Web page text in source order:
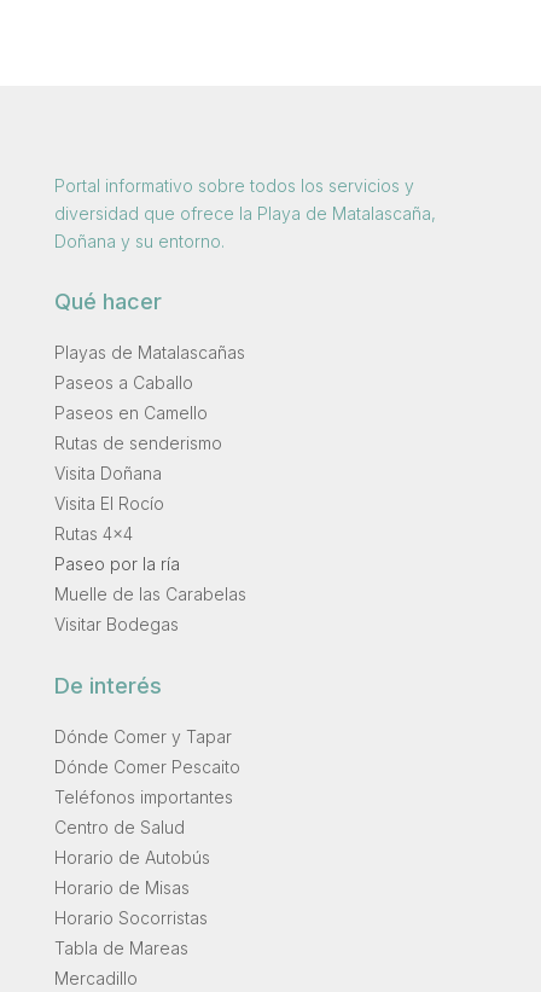
Portal informativo sobre todos los servicios y
diversidad que ofrece la Playa de Matalascaña,
Doñana y su entorno.
Qué hacer
Playas de Matalascañas
Paseos a Caballo
Paseos en Camello
Rutas de senderismo
Visita Doñana
Visita El Rocío
Rutas 4×4
Paseo por la ría
Muelle de las Carabelas
Visitar Bodegas
De interés
Dónde Comer y Tapar
Dónde Comer Pescaito
Teléfonos importantes
Centro de Salud
Horario de Autobús
Horario de Misas
Horario Socorristas
Tabla de Mareas
Mercadillo